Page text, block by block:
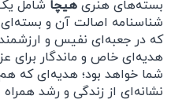
بسته‌های هنریهیچا شامل
شناسنامه اصالت آن و
که در جعبه‌ای نفیس و ارزشمند
هدیه‌ای خاص و ماندگار برای
شما خواهد بود؛ هدیه‌ای که
نشانه‌ای از زندگی و رشد